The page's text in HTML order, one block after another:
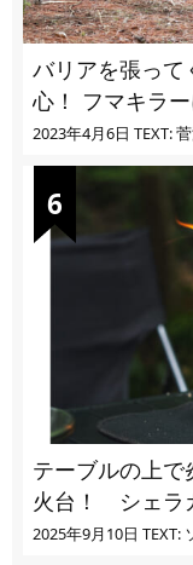
バリアを張って
心！ フマキラーに聞く「最強の虫撃退グッズ
vol.4」【キャン
2023年4月6日 TEXT:
テーブルの上
火台！ シェラ
ンパクト収納
2025年9月10日 TEXT: